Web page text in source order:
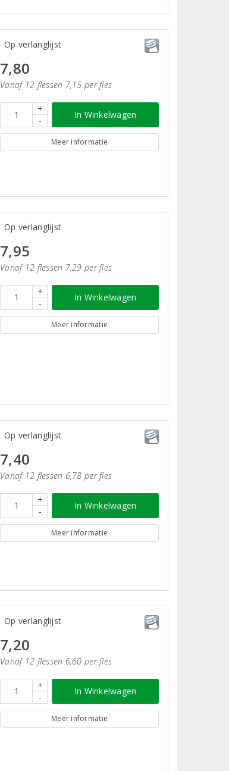
Op verlanglijst
7,80
Vanaf 12 flessen 7,15 per fles
+
-
In Winkelwagen
Meer informatie
Op verlanglijst
7,95
Vanaf 12 flessen 7,29 per fles
+
-
In Winkelwagen
Meer informatie
Op verlanglijst
7,40
Vanaf 12 flessen 6,78 per fles
+
-
In Winkelwagen
Meer informatie
Op verlanglijst
7,20
Vanaf 12 flessen 6,60 per fles
+
-
In Winkelwagen
Meer informatie